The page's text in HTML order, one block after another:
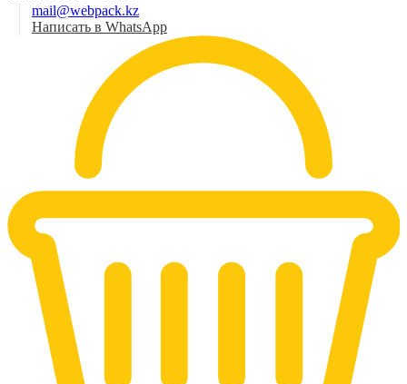
mail@webpack.kz
Написать в WhatsApp